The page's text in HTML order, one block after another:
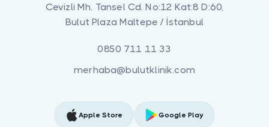
Cevizli Mh. Tansel Cd. No:12 Kat:8 D:60,
Bulut Plaza Maltepe / İstanbul
0850 711 11 33
merhaba@bulutklinik.com
Apple Store Google Play